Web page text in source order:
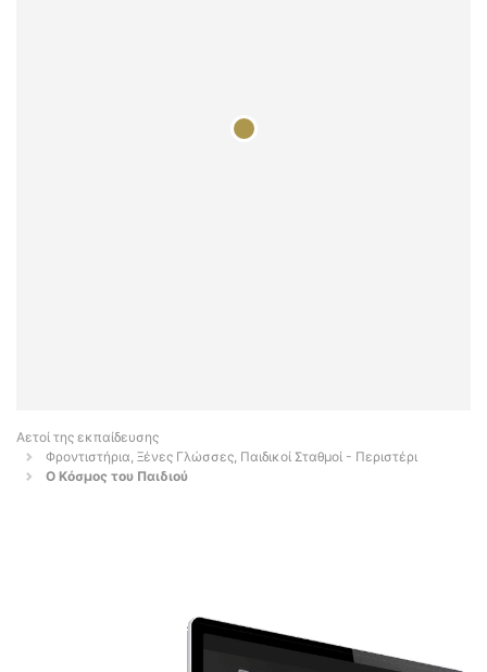
Αετοί της εκπαίδευσης
Φροντιστήρια, Ξένες Γλώσσες, Παιδικοί Σταθμοί - Περιστέρι
Ο Κόσμος του Παιδιού